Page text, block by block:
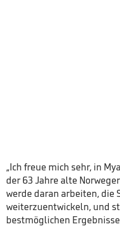
„Ich freue mich sehr, in
der 63 Jahre alte
werde daran arbeiten, die
weiterzuentwickeln, und
bestmöglichen